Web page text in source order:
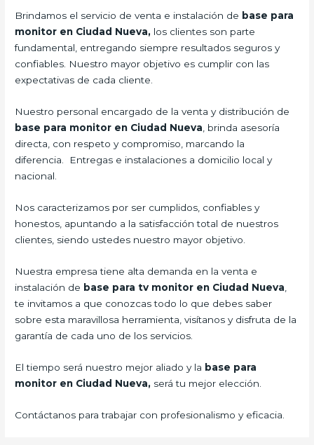
Brindamos el servicio de venta e instalación de base para
monitor en Ciudad Nueva, los clientes son parte
fundamental, entregando siempre resultados seguros y
confiables. Nuestro mayor objetivo es cumplir con las
expectativas de cada cliente.
Nuestro personal encargado de la venta y distribución de
base para monitor en Ciudad Nueva, brinda asesoría
directa, con respeto y compromiso, marcando la
diferencia. Entregas e instalaciones a domicilio local y
nacional.
Nos caracterizamos por ser cumplidos, confiables y
honestos, apuntando a la satisfacción total de nuestros
clientes, siendo ustedes nuestro mayor objetivo.
Nuestra empresa tiene alta demanda en la venta e
instalación de base para tv monitor en Ciudad Nueva
te invitamos a que conozcas todo lo que debes saber
sobre esta maravillosa herramienta, visítanos y disfruta de la
garantía de cada uno de los servicios.
El tiempo será nuestro mejor aliado y la base para
monitor en Ciudad Nueva, será tu mejor elección.
Contáctanos para trabajar con profesionalismo y eficacia.